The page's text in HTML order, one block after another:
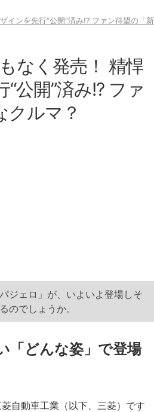
インを先行“公開”済み!? ファン待望の「新
なく発売！ 精悍
公開”済み!? ファ
クルマ？
ジェロ」が、いよいよ登場しそ
のでしょうか。
「どんな姿」で登場
自動車工業（以下、三菱）です